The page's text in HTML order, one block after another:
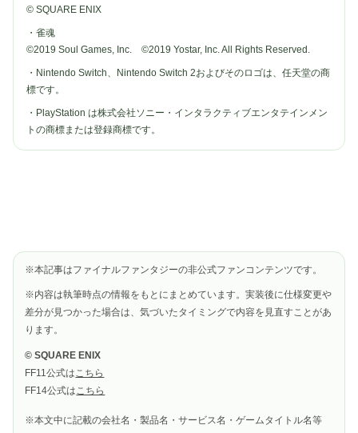
© SQUARE ENIX
・雀魂
©2019 Soul Games, Inc. ©2019 Yostar, Inc. All Rights Reserved.
・Nintendo Switch、Nintendo Switch 2およびそのロゴは、任天堂の商
標です。
・PlayStation は株式会社ソニー・インタラクティブエンタテインメン
トの商標または登録商標です。
※本記事はファイナルファンタジーの非公式ファンコンテンツです。
※内容は執筆時点の情報をもとにまとめています。実装後に仕様変更や
差分が見つかった場合は、気づいたタイミングで内容を見直すことがあ
ります。
© SQUARE ENIX
FF11公式はこちら
FF14公式はこちら
※本文中に記載の会社名・製品名・サービス名・ゲームタイトル名等